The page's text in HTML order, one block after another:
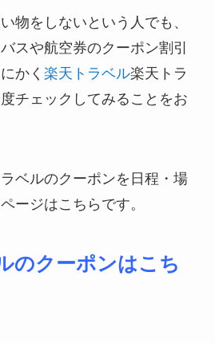
物をしないという人でも、
スや航空券のクーポン割引
かく 楽天トラベル楽天トラ
チェックしてみることをお
ベルのクーポンを日程・場
ージはこちらです。
のクーポンはこち